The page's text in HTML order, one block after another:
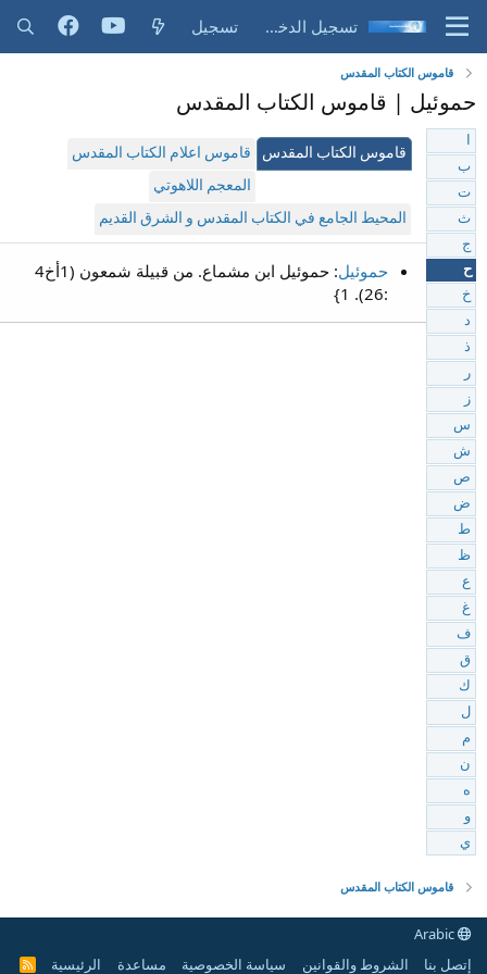
تسجيل الدخول تسجيل
قاموس الكتاب المقدس
حموئيل | قاموس الكتاب المقدس
قاموس الكتاب المقدس
قاموس اعلام الكتاب المقدس
المعجم اللاهوتي
المحيط الجامع في الكتاب المقدس و الشرق القديم
حموئيل
: حموئيل ابن مشماع. من قبيلة شمعون (1أخ4
:26). 1}
ب
ت
ث
ج
ح
خ
د
ذ
ر
ز
س
ش
ص
ض
ط
ظ
ع
غ
ف
ق
ك
ل
م
ن
ه
و
ي
قاموس الكتاب المقدس
إتصل بنا
الشروط والقوانين سياسة الخصوصية مساعدة الرئيسية
R